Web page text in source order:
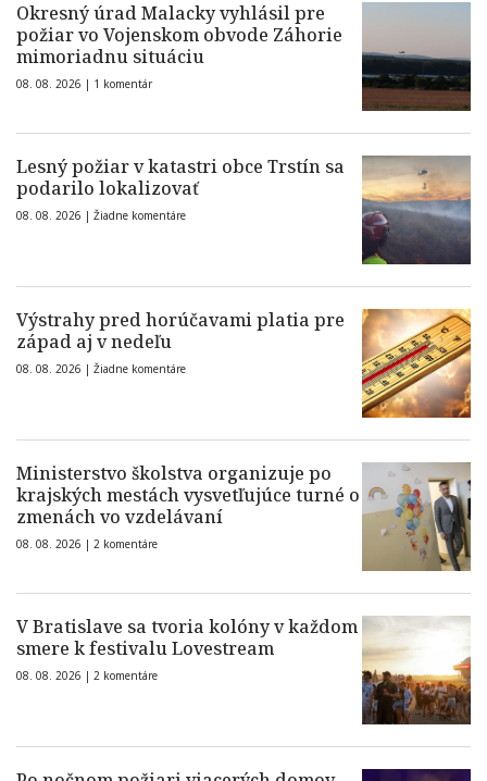
Okresný úrad Malacky vyhlásil pre
požiar vo Vojenskom obvode Záhorie
mimoriadnu situáciu
08. 08. 2026 | 1 komentár
Lesný požiar v katastri obce Trstín sa
podarilo lokalizovať
08. 08. 2026 | Žiadne komentáre
Výstrahy pred horúčavami platia pre
západ aj v nedeľu
08. 08. 2026 | Žiadne komentáre
Ministerstvo školstva organizuje po
krajských mestách vysvetľujúce turné o
zmenách vo vzdelávaní
08. 08. 2026 | 2 komentáre
V Bratislave sa tvoria kolóny v každom
smere k festivalu Lovestream
08. 08. 2026 | 2 komentáre